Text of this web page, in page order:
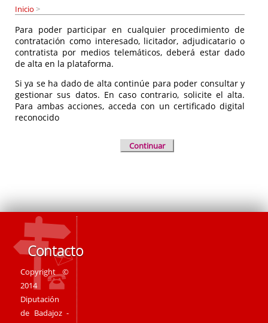
Inicio >
Para poder participar en cualquier procedimiento de
contratación como interesado, licitador, adjudicatario o
contratista por medios telemáticos, deberá estar dado
de alta en la plataforma.
Si ya se ha dado de alta continúe para poder consultar y
gestionar sus datos. En caso contrario, solicite el alta.
Para ambas acciones, acceda con un certificado digital
reconocido
Continuar
Contacto
Copyright ©
2014
Diputación
de Badajoz -